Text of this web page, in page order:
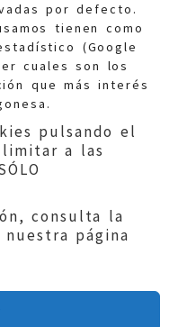
por defecto.
tienen como
(Google
cuales son los
que más interés
pulsando el
limitar a las
consulta la
nuestra página
general:
/
privacidad|